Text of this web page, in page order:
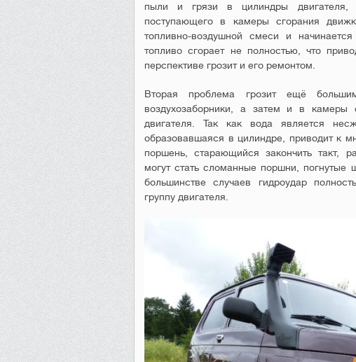
пыли и грязи в цилиндры двигателя,
поступающего в камеры сгорания
топливно-воздушной смеси и
топливо сгорает не полностью, что
перспективе грозит и его ремонтом.
Вторая проблема грозит ещё
воздухозаборники, а затем и в камеры
двигателя. Так как вода является
образовавшаяся в цилиндре, приводит к
поршень, старающийся закончить такт,
могут стать сломанные поршни,
большинстве случаев гидроудар
группу двигателя.